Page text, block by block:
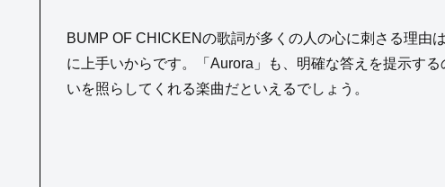
BUMP OF CHICKENの歌詞が多くの人の心に刺さる理由
に上手いからです。「Aurora」も、明確な答えを提示す
いを照らしてくれる楽曲だといえるでしょう。